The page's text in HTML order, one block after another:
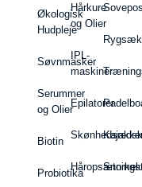
Økologisk
Hudpleje
Søvnmasker
Serummer
og Olier
Biotin
Probiotika
Hårkure
og Olier
IPL-
maskiner
Epilatorer